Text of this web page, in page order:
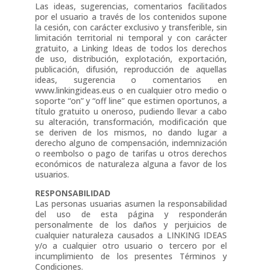
Las ideas, sugerencias, comentarios facilitados
por el usuario a través de los contenidos supone
la cesión, con carácter exclusivo y transferible, sin
limitación territorial ni temporal y con carácter
gratuito, a Linking Ideas de todos los derechos
de uso, distribución, explotación, exportación,
publicación, difusión, reproducción de aquellas
ideas, sugerencia o comentarios en
www.linkingideas.eus o en cualquier otro medio o
soporte “on” y “off line” que estimen oportunos, a
título gratuito u oneroso, pudiendo llevar a cabo
su alteración, transformación, modificación que
se deriven de los mismos, no dando lugar a
derecho alguno de compensación, indemnización
o reembolso o pago de tarifas u otros derechos
económicos de naturaleza alguna a favor de los
usuarios.
RESPONSABILIDAD
Las personas usuarias asumen la responsabilidad
del uso de esta página y responderán
personalmente de los daños y perjuicios de
cualquier naturaleza causados a LINKING IDEAS
y/o a cualquier otro usuario o tercero por el
incumplimiento de los presentes Términos y
Condiciones.